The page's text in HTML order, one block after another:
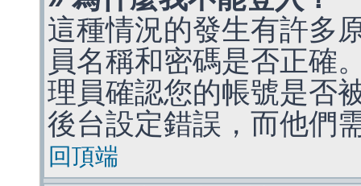
這種情況的發生有許多
員名稱和密碼是否正確
理員確認您的帳號是否
後台設定錯誤，而他們
回頂端